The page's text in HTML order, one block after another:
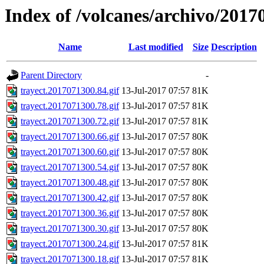
Index of /volcanes/archivo/
Name Last modified Size Description
Parent Directory
-
trayect.2017071300.84.gif 13-Jul-2017 07:57 81K
trayect.2017071300.78.gif 13-Jul-2017 07:57 81K
trayect.2017071300.72.gif 13-Jul-2017 07:57 81K
trayect.2017071300.66.gif 13-Jul-2017 07:57 80K
trayect.2017071300.60.gif 13-Jul-2017 07:57 80K
trayect.2017071300.54.gif 13-Jul-2017 07:57 80K
trayect.2017071300.48.gif 13-Jul-2017 07:57 80K
trayect.2017071300.42.gif 13-Jul-2017 07:57 80K
trayect.2017071300.36.gif 13-Jul-2017 07:57 80K
trayect.2017071300.30.gif 13-Jul-2017 07:57 80K
trayect.2017071300.24.gif 13-Jul-2017 07:57 81K
trayect.2017071300.18.gif 13-Jul-2017 07:57 81K